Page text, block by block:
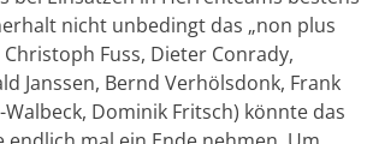
nicht unbedingt das „non plus
Fuss, Dieter Conrady,
Janssen, Bernd Verhölsdonk, Frank
Dominik Fritsch) könnte das